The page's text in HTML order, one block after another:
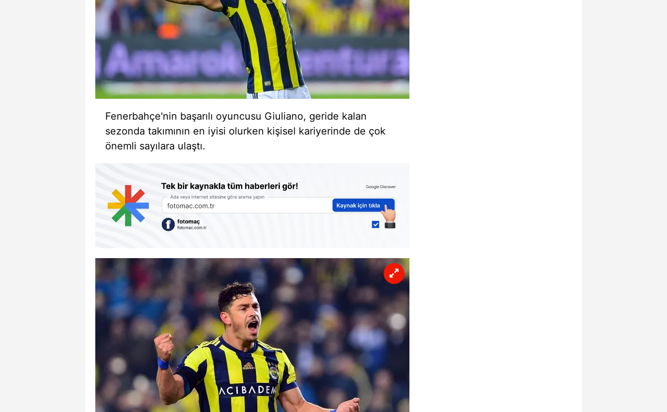
Fenerbahçe'nin başarılı oyuncusu Giuliano, geride kalan
sezonda takımının en iyisi olurken kişisel kariyerinde de çok
önemli sayılara ulaştı.